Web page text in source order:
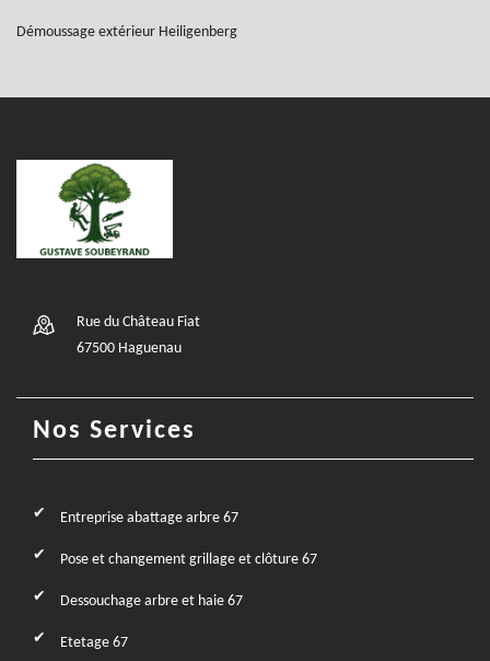
Démoussage extérieur Heiligenberg
Rue du Château Fiat
67500 Haguenau
Nos Services
Entreprise abattage arbre 67
Pose et changement grillage et clôture 67
Dessouchage arbre et haie 67
Etetage 67